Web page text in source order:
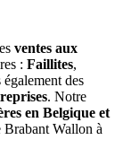
ventes aux
: Faillites,
des
. Notre
en Belgique et
Brabant Wallon à